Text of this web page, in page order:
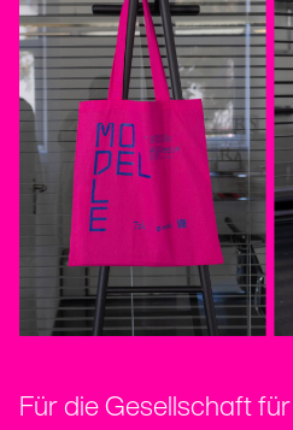
Für die Gesellschaft